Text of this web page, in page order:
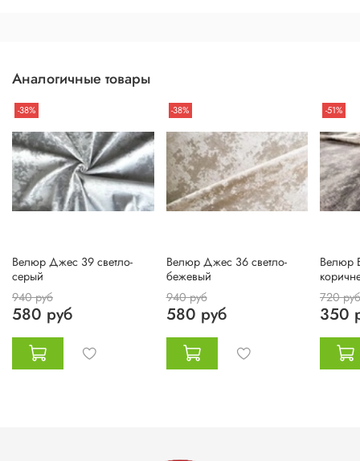
Аналогичные товары
-38%
Велюр Джес 39 светло-
серый
940 руб
580 руб
-38%
Велюр Джес 36 светло-
бежевый
940 руб
580 руб
-51%
Велюр
720 руб
350